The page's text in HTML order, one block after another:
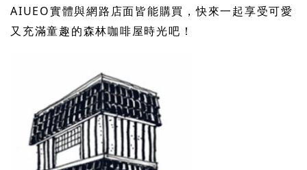
AIUEO實體與網路店面皆能購買，快來一起享受可愛
又充滿童趣的森林咖啡屋時光吧！